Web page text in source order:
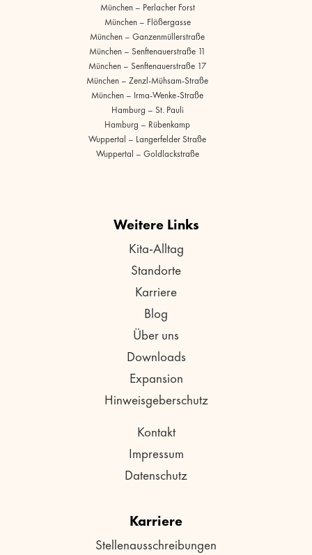
München – Perlacher Forst
München – Flößergasse
München – Ganzenmüllerstraße
München – Senftenauerstraße 11
München – Senftenauerstraße 17
München – Zenzl-Mühsam-Straße
München – Irma-Wenke-Straße
Hamburg – St. Pauli
Hamburg – Rübenkamp
Wuppertal – Langerfelder Straße
Wuppertal – Goldlackstraße
Weitere Links
Kita-Alltag
Standorte
Karriere
Blog
Über uns
Downloads
Expansion
Hinweisgeberschutz
Kontakt
Impressum
Datenschutz
Karriere
Stellenausschreibungen